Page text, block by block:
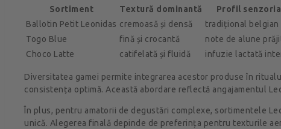
Sortiment Textură dominantă
Profil
Ballotin Petit Leonidas cremoasă și densă
tradițional belgian
Togo Blue
fină și crocantă
note de alune
Choco Latte
catifelată și fluidă infuzie lactată
Diversitatea gamei permite integrarea acestor produse în
consistența optimă. Această abordare reflectă angajamentul
În plus, pentru amatorii de degustări complexe, sortimentele
unică. Alegerea finală depinde de preferința pentru texturile